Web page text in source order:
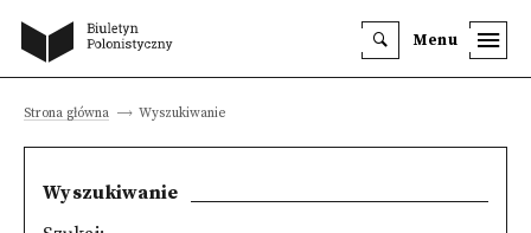
Menu
Strona główna Wyszukiwanie
Wyszukiwanie